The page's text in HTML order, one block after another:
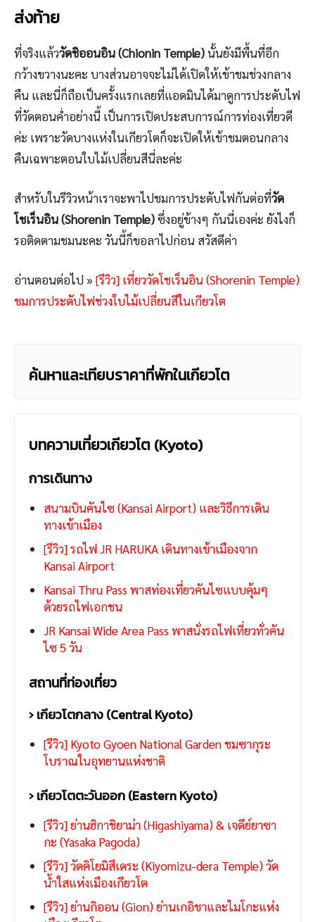
ส่งท้าย
ที่จริงแล้ววัดชิออนอิน (Chionin Temple)นั้นยังมีพื้นที่อีก
กว้างขวางนะคะ บางส่วนอาจจะไม่ได้เปิดให้เข้าชมช่วงกลาง
คืน และนี่ก็ถือเป็นครั้งแรกเลยที่แอดมินได้มาดูการประดับไฟ
ที่วัดตอนค่ำอย่างนี้ เป็นการเปิดประสบการณ์การท่องเที่ยวดี
ค่ะ เพราะวัดบางแห่งในเกียวโตก็จะเปิดให้เข้าชมตอนกลาง
คืนเฉพาะตอนใบไม้เปลี่ยนสีนี่ละค่ะ
สำหรับในรีวิวหน้าเราจะพาไปชมการประดับไฟกันต่อที่วัด
โชเร็นอิน (Shorenin Temple)ซึ่งอยู่ข้างๆ กันนี่เองค่ะ ยังไงก็
รอติดตามชมนะคะ วันนี้ก็ขอลาไปก่อน สวัสดีค่า
อ่านตอนต่อไป » [รีวิว] เที่ยววัดโชเร็นอิน (Shorenin Temple)
ชมการประดับไฟช่วงใบไม้เปลี่ยนสีในเกียวโต
ค้นหาและเทียบราคาที่พักในเกียวโต
บทความเที่ยวเกียวโต (Kyoto)
การเดินทาง
สนามบินคันไซ (Kansai Airport) และวิธีการเดิน
ทางเข้าเมือง
[รีวิว] รถไฟ JR HARUKA เดินทางเข้าเมืองจาก
Kansai Airport
Kansai Thru Pass พาสท่องเที่ยวคันไซแบบคุ้มๆ
ด้วยรถไฟเอกชน
JR Kansai Wide Area Pass พาสนั่งรถไฟเที่ยวทั่วคัน
ไซ 5 วัน
สถานที่ท่องเที่ยว
› เกียวโตกลาง (Central Kyoto)
[รีวิว] Kyoto Gyoen National Garden ชมซากุระ
โบราณในอุทยานแห่งชาติ
› เกียวโตตะวันออก (Eastern Kyoto)
[รีวิว] ย่านฮิกาชิยาม่า (Higashiyama) & เจดีย์ยาซา
กะ (Yasaka Pagoda)
[รีวิว] วัดคิโยมิสึเดระ (Kiyomizu-dera Temple) วัด
น้ำใสแห่งเมืองเกียวโต
[รีวิว] ย่านกิออน (Gion) ย่านเกอิชาและไมโกะแห่ง